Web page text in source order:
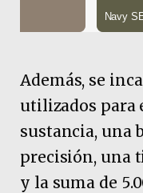
Además, se
utilizados para
sustancia, una
precisión, una
y la suma de